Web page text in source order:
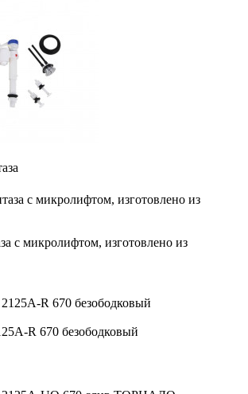
с микролифтом, изготовлено из
R 670 безободковый